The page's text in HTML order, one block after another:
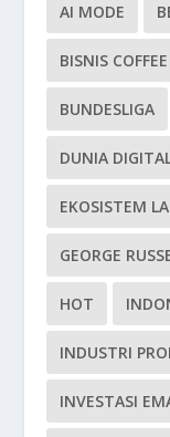
AI MODE
BISNIS
BUNDESLIGA
DUNIA
EKOSISTEM
GEORGE
HOT
INDUSTRI
INVESTASI